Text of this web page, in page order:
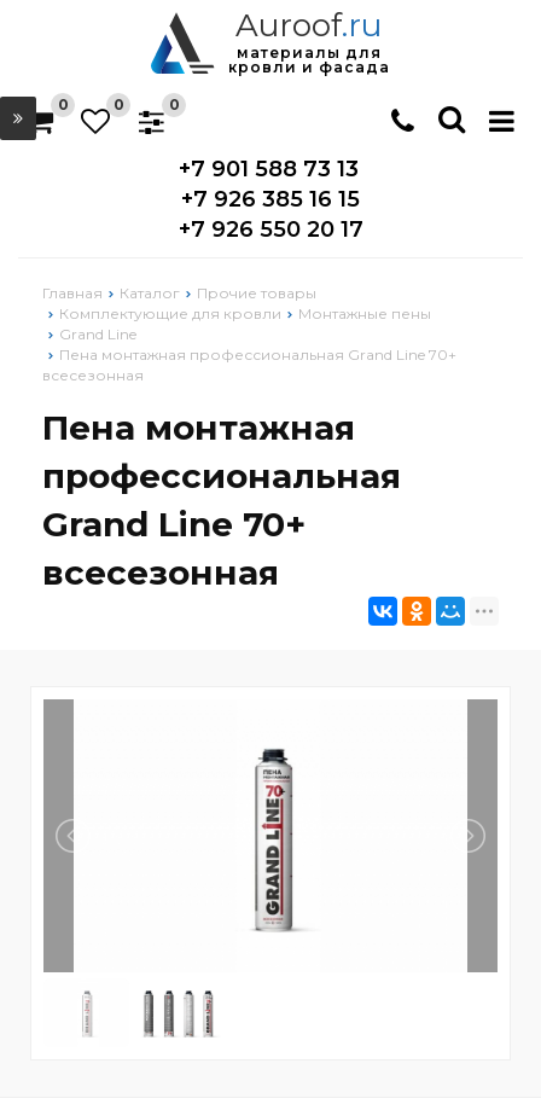
Auroof.ru
материалы для
кровли и фасада
+7 901 588 73 13
+7 926 385 16 15
+7 926 550 20 17
0 0 0
Главная Каталог
Прочие товары
Комплектующие для кровли
Монтажные пены
Grand Line
Пена монтажная профессиональная Grand Line 70+
всесезонная
Пена монтажная
профессиональная
Grand Line 70+
всесезонная